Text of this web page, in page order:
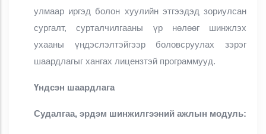
улмаар иргэд болон хуулийн этгээдэд зориулсан
сургалт, сурталчилгааны үр нөлөөг шинжлэх
ухааны үндэслэлтэйгээр боловсруулах зэрэг
шаардлагыг хангах лицензтэй программууд.
Үндсэн шаардлага
Судалгаа, эрдэм шинжилгээний ажлын модуль: